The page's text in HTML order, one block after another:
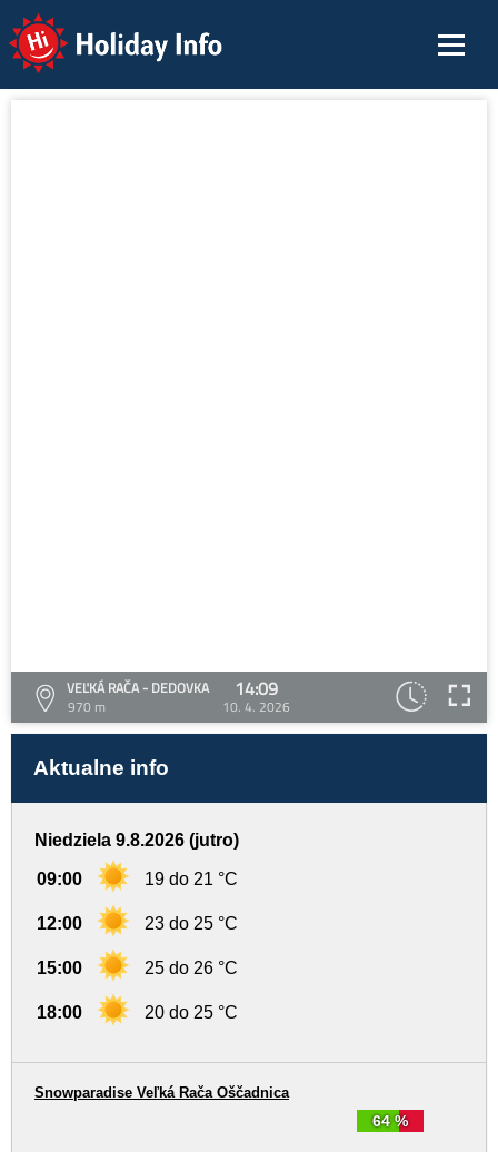
Holiday Info
VEĽKÁ RAČA - DEDOVKA
970 m
14:09
10. 4. 2026
Aktualne info
Niedziela 9.8.2026 (jutro)
09:00 19 do 21 °C
12:00 23 do 25 °C
15:00 25 do 26 °C
18:00 20 do 25 °C
64 %
Snowparadise Veľká Rača Oščadnica